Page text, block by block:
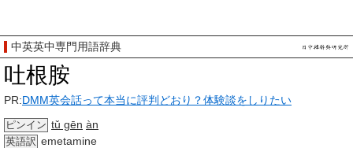
中英英中専門用語辞典
吐根胺
PR:DMM英会話って本当に評判どおり？体験談をしりたい
ピンイン tǔ gēn àn
英語訳 emetamine